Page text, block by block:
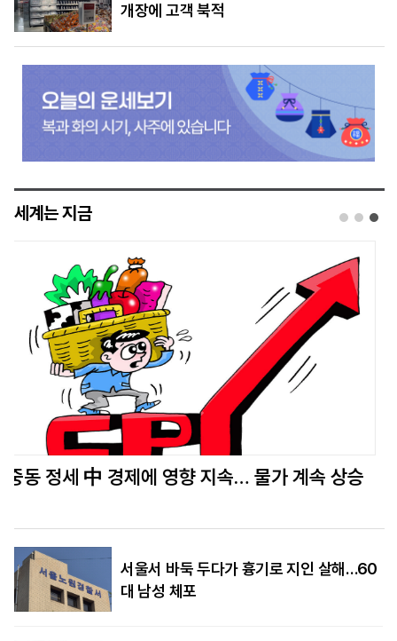
개장에 고객 북적
세계는 지금
반도체 국가 로드맵 ‘시암 실리카’ 내건 태국… 아
서울서 바둑 두다가 흉기로 지인 살해…60
대 남성 체포